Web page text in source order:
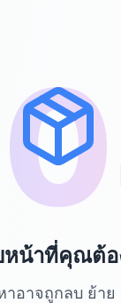
น้าที่คุณต้อ
อาจถูกลบ ย้าย